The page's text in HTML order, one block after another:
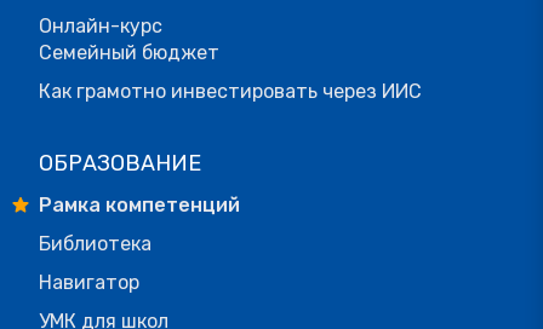
Онлайн-курс
Семейный бюджет
Как грамотно инвестировать через ИИС
ОБРАЗОВАНИЕ
Рамка компетенций
Библиотека
Навигатор
УМК для школ